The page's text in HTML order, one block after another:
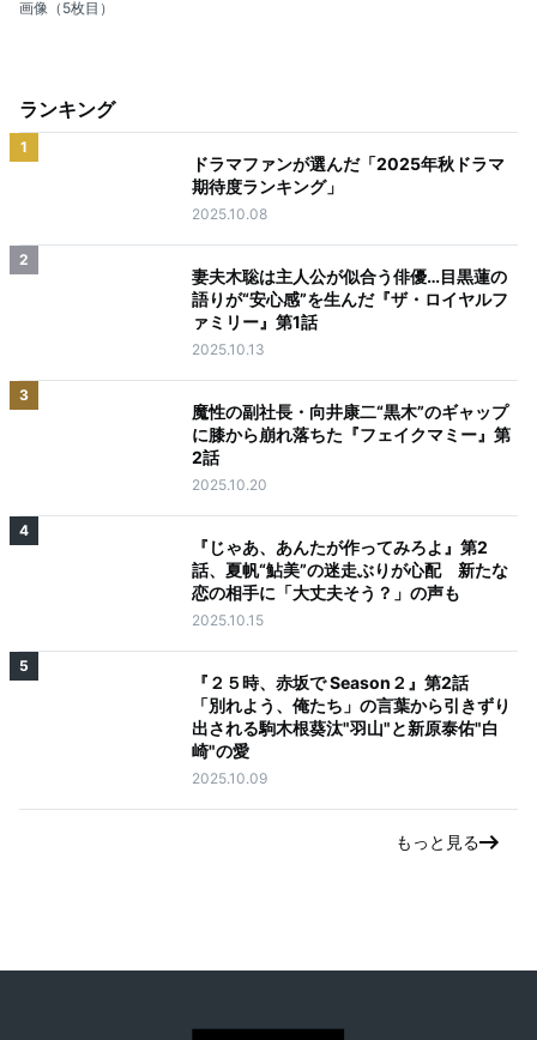
画像（5枚目）
ランキング
1
ドラマファンが選んだ「2025年秋ドラマ
期待度ランキング」
2025.10.08
2
妻夫木聡は主人公が似合う俳優…目黒蓮の
語りが“安心感”を生んだ『ザ・ロイヤルフ
ァミリー』第1話
2025.10.13
3
魔性の副社長・向井康二“黒木”のギャップ
に膝から崩れ落ちた『フェイクマミー』第
2話
2025.10.20
4
『じゃあ、あんたが作ってみろよ』第2
話、夏帆“鮎美”の迷走ぶりが心配 新たな
恋の相手に「大丈夫そう？」の声も
2025.10.15
5
『２５時、赤坂で Season２』第2話
「別れよう、俺たち」の言葉から引きずり
出される駒木根葵汰"羽山"と新原泰佑"白
崎"の愛
2025.10.09
もっと見る